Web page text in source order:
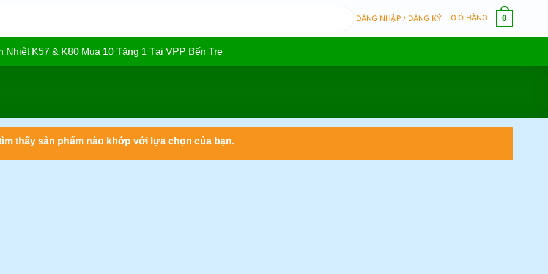
ĐĂNG NHẬP / ĐĂNG KÝ GIỎ HÀNG 0
Nhiệt K57 & K80 Mua 10 Tặng 1 Tại VPP Bến Tre
thấy sản phẩm nào khớp với lựa chọn của bạn.